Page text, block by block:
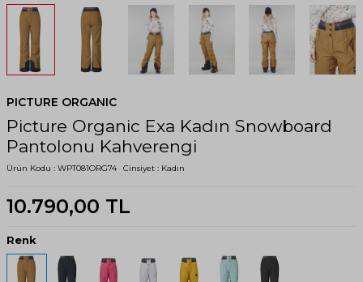
PICTURE ORGANIC
Picture Organic Exa Kadın Snowboard
Pantolonu Kahverengi
Ürün Kodu : WPT081ORG74 Cinsiyet : Kadın
10.790,00 TL
Renk